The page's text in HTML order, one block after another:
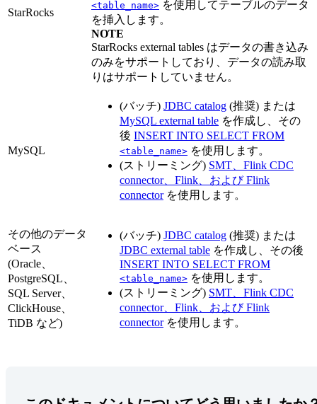
StarRocks
<table_name> を使用してテーブルのデータ
を挿入します。
NOTE
StarRocks external tables はデータの書き込み
のみをサポートしており、データの読み取
りはサポートしていません。
MySQL
(バッチ) JDBC catalog (推奨) または
MySQL external table を作成し、その
後 INSERT INTO SELECT FROM
<table_name> を使用します。
(ストリーミング) SMT、Flink CDC
connector、Flink、および Flink
connectorを使用します。
その他のデータ
ベース
(Oracle、
PostgreSQL、
SQL Server、
ClickHouse、
TiDB など)
(バッチ) JDBC catalog (推奨) または
JDBC external table を作成し、その後
INSERT INTO SELECT FROM
<table_name> を使用します。
(ストリーミング) SMT、Flink CDC
connector、Flink、および Flink
connectorを使用します。